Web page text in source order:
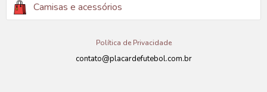
Camisas e acessórios
Política de Privacidade
contato@placardefutebol.com.br